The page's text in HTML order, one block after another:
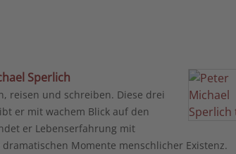
Sperlich
reisen und schreiben. Diese drei
er mit wachem Blick auf den
er Lebenserfahrung mit
Momente menschlicher Existenz.